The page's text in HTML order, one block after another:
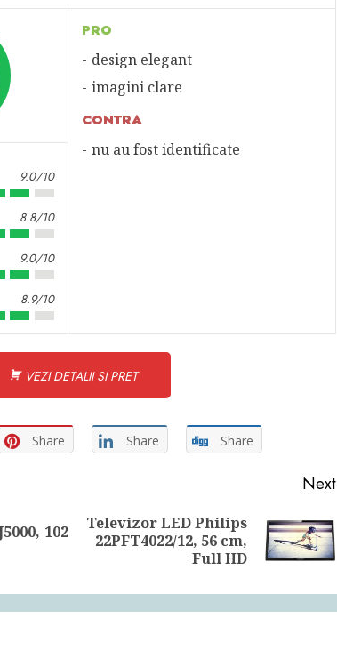
9.0/10
8.8/10
9.0/10
8.9/10
PRO
design elegant
imagini clare
CONTRA
nu au fost identificate
VEZI DETALII SI PRET
Share Share Share
Previous
102
Next
Next
Televizor LED Philips
22PFT4022/12, 56 cm,
Full HD